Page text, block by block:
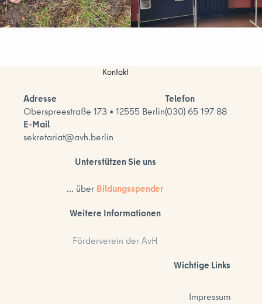
Kontakt
Adresse
Oberspreestraße 173 • 12555 Berlin
Telefon
(030) 65 197 88
E-Mail
sekretariat@avh.berlin
Unterstützen Sie uns
... über Bildungsspender
Weitere Informationen
Förderverein der AvH
Wichtige Links
Impressum